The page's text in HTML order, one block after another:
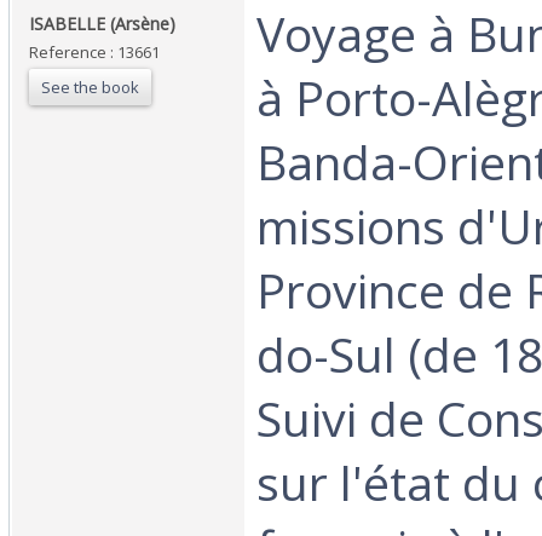
‎ISABELLE (Arsène)‎
Reference : 13661
See the book
‎Voyage à
à Porto-
Banda-
missions
Province de
do-Sul (de
Suivi de
sur l'état du